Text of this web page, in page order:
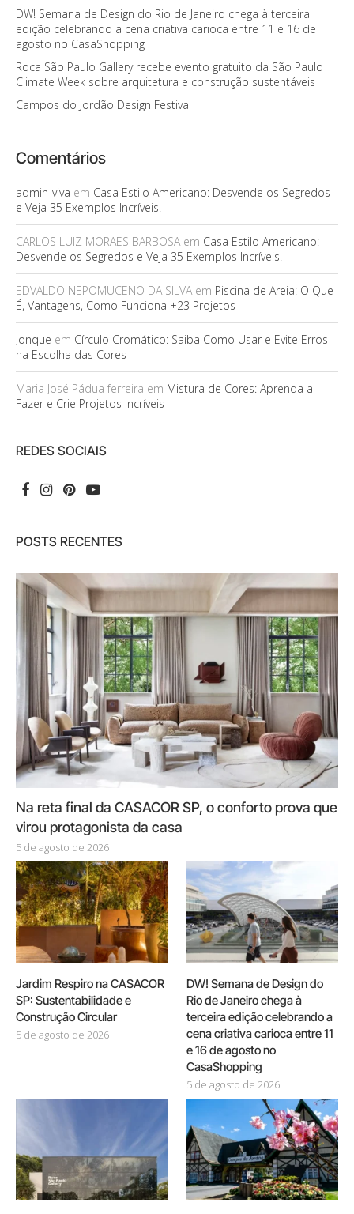
DW! Semana de Design do Rio de Janeiro chega à terceira
edição celebrando a cena criativa carioca entre 11 e 16 de
agosto no CasaShopping
Roca São Paulo Gallery recebe evento gratuito da São Paulo
Climate Week sobre arquitetura e construção sustentáveis
Campos do Jordão Design Festival
Comentários
admin-viva em Casa Estilo Americano: Desvende os Segredos
e Veja 35 Exemplos Incríveis!
CARLOS LUIZ MORAES BARBOSAem Casa Estilo Americano:
Desvende os Segredos e Veja 35 Exemplos Incríveis!
EDVALDO NEPOMUCENO DA SILVAem Piscina de Areia: O Que
É, Vantagens, Como Funciona +23 Projetos
Jonque em Círculo Cromático: Saiba Como Usar e Evite Erros
na Escolha das Cores
Maria José Pádua ferreira em Mistura de Cores: Aprenda a
Fazer e Crie Projetos Incríveis
REDES SOCIAIS
POSTS RECENTES
Na reta final da CASACOR SP, o conforto prova que
virou protagonista da casa
5 de agosto de 2026
Jardim Respiro na CASACOR
SP: Sustentabilidade e
Construção Circular
5 de agosto de 2026
DW! Semana de Design do
Rio de Janeiro chega à
terceira edição celebrando a
cena criativa carioca entre 11
e 16 de agosto no
CasaShopping
5 de agosto de 2026